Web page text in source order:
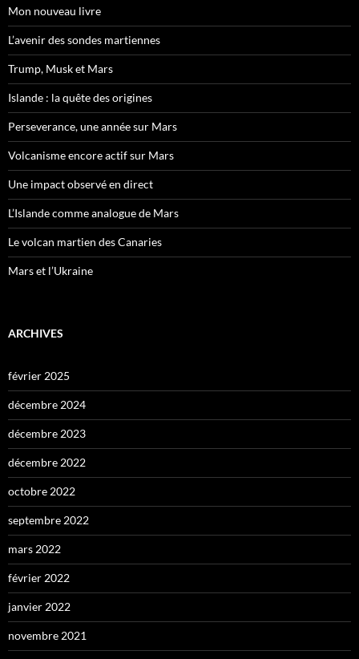
Mon nouveau livre
L’avenir des sondes martiennes
Trump, Musk et Mars
Islande : la quête des origines
Perseverance, une année sur Mars
Volcanisme encore actif sur Mars
Une impact observé en direct
L’Islande comme analogue de Mars
Le volcan martien des Canaries
Mars et l’Ukraine
ARCHIVES
février 2025
décembre 2024
décembre 2023
décembre 2022
octobre 2022
septembre 2022
mars 2022
février 2022
janvier 2022
novembre 2021